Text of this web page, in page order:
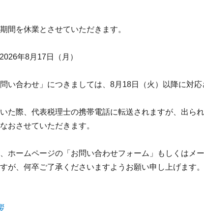
間を休業とさせていただきます。
年8月17日（月）
い合わせ」につきましては、8月18日（火）以降に対応
た際、代表税理士の携帯電話に転送されますが、出ら
おさせていただきます。
ホームページの「お問い合わせフォーム」もしくはメ
が、何卒ご了承くださいますようお願い申し上げます。